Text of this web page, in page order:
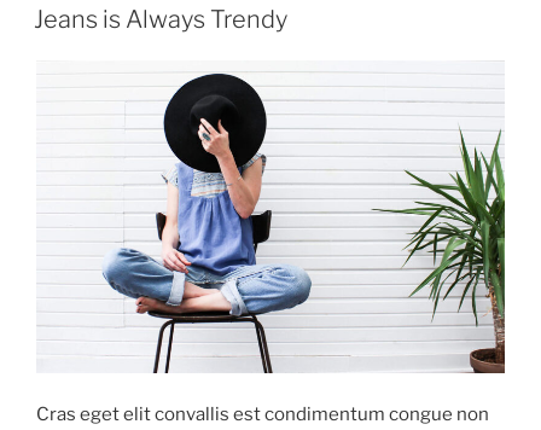
ON
Jeans is Always Trendy
Cras eget elit convallis est condimentum congue non